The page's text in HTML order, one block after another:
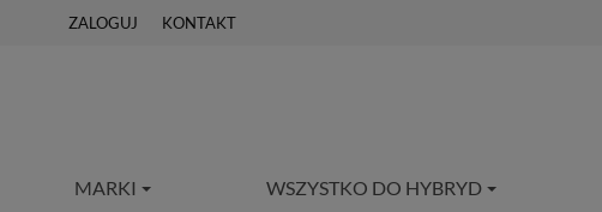
ZALOGUJ KONTAKT
MARKI WSZYSTKO DO HYBRYD